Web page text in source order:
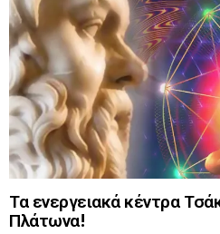
Τα ενεργειακά κέντρα
Πλάτωνα!